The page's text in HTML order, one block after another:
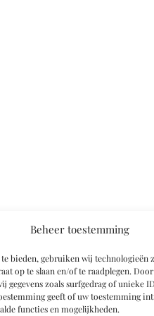
Beheer toestemming
bieden, gebruiken wij technologieën
op te slaan en/of te raadplegen.
gegevens zoals surfgedrag of unieke
geeft of uw toestemming
functies en mogelijkheden.